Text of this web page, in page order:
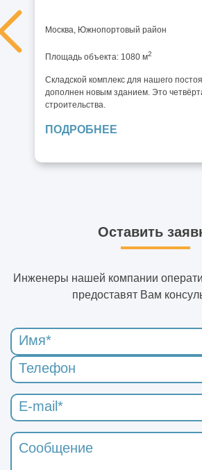
Москва, Южнопортовый район
Площадь объекта: 1080 м2
Складской комплекс для нашего
дополнен новым зданием. Это
строительства.
ПОДРОБНЕЕ
Оставить
Инженеры нашей компании
предоставят Вам